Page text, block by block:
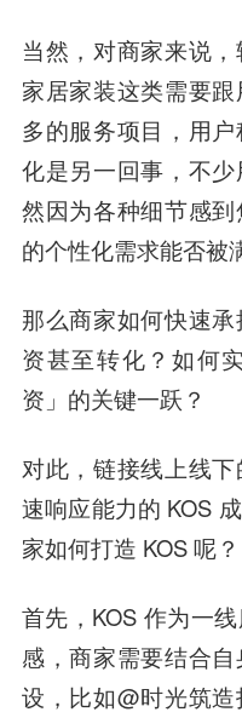
当然，对商家来说
家居家装这类需要
多的服务项目，用
化是另一回事，不
然因为各种细节感
的个性化需求能否被
那么商家如何快速
资甚至转化？如何
资」的关键一跃？
对此，链接线上线
速响应能力的 KOS
家如何打造 KOS 呢？
首先，KOS 作为一
感，商家需要结合
设，比如@时光筑